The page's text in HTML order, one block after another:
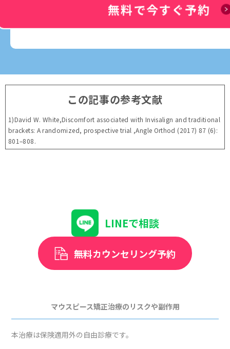
無料で今すぐ予約
この記事の参考文献
1)David W. White,Discomfort associated with Invisalign and traditional
brackets: A randomized, prospective trial ,Angle Orthod (2017) 87 (6):
801–808.
LINEで相談
無料カウンセリング予約
マウスピース矯正治療のリスクや副作用
本治療は保険適用外の自由診療です。